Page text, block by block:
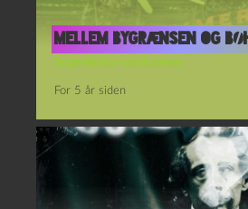
Mellem bygrænsen og
Superkultur-podcasten
For 5 år siden